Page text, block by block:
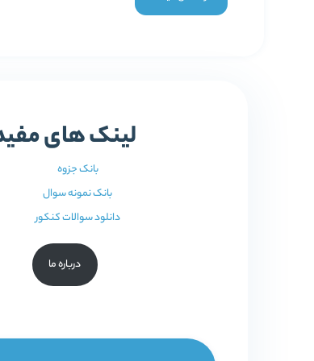
لینک های
بانک جزوه
بانک نمونه سوال
دانلود سوالات کنکور
درباره ما